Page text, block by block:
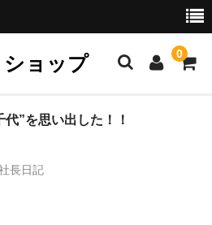
ョップ 0
”を思い出した！！
長日記